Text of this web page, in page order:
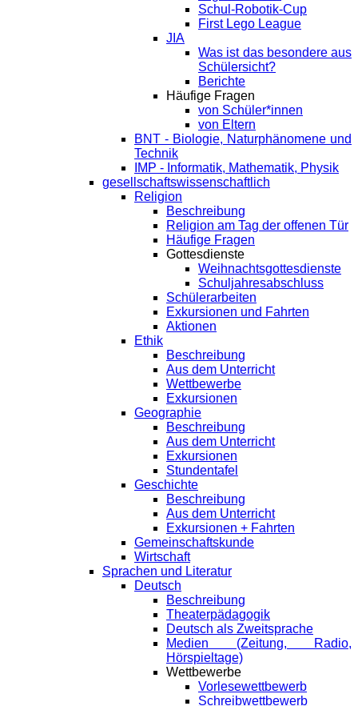
Schul-Robotik-Cup
First Lego League
JIA
Was ist das besondere aus
Schülersicht?
Berichte
Häufige Fragen
von Schüler*innen
von Eltern
BNT - Biologie, Naturphänomene und
Technik
IMP - Informatik, Mathematik, Physik
gesellschaftswissenschaftlich
Religion
Beschreibung
Religion am Tag der offenen Tür
Häufige Fragen
Gottesdienste
Weihnachtsgottesdienste
Schuljahresabschluss
Schülerarbeiten
Exkursionen und Fahrten
Aktionen
Ethik
Beschreibung
Aus dem Unterricht
Wettbewerbe
Exkursionen
Geographie
Beschreibung
Aus dem Unterricht
Exkursionen
Stundentafel
Geschichte
Beschreibung
Aus dem Unterricht
Exkursionen + Fahrten
Gemeinschaftskunde
Wirtschaft
Sprachen und Literatur
Deutsch
Beschreibung
Theaterpädagogik
Deutsch als Zweitsprache
Medien (Zeitung, Radio,
Hörspieltage)
Wettbewerbe
Vorlesewettbewerb
Schreibwettbewerb